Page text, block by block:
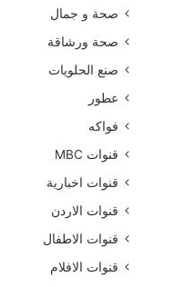
صحة و جمال
صحة ورشاقة
صنع الحلويات
عطور
فواكه
قنوات MBC
قنوات اخبارية
قنوات الاردن
قنوات الاطفال
قنوات الافلام